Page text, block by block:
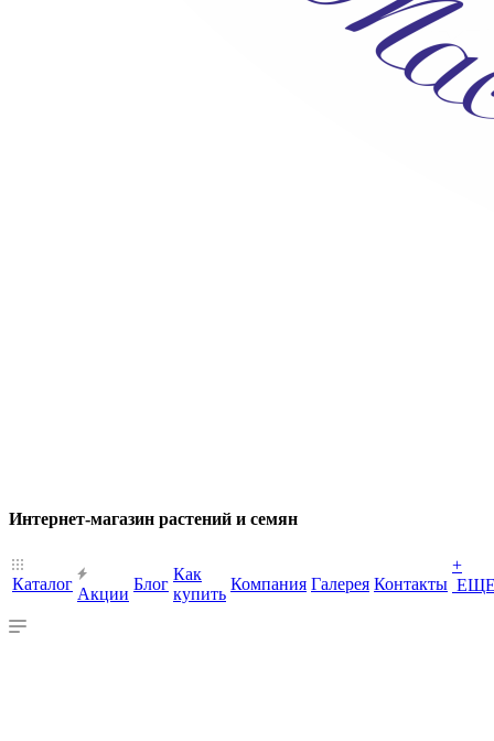
Интернет-магазин растений и семян
Каталог
Акции
Блог
Как
купить
Компания Галерея Контакты
+